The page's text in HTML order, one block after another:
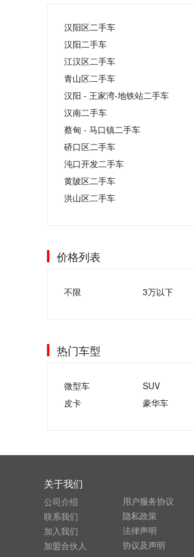
汉阳区二手车
汉阳二手车
江汉区二手车
青山区二手车
汉阳 - 王家湾-地铁站二手车
汉南二手车
蔡甸 - 马口镇二手车
硚口区二手车
沌口开发二手车
黄陂区二手车
洪山区二手车
价格列表
不限 3万以下
热门车型
微型车 SUV
皮卡
豪华车
关于我们
公司介绍
联系我们
加入我们
加盟合伙人
用户服务协议
隐私政策
法律声明
协议及声明